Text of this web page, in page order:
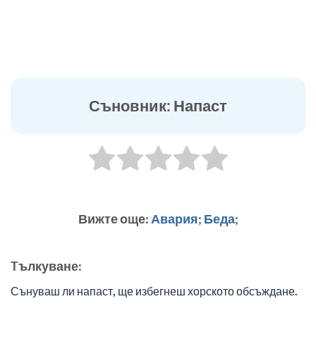
Съновник: Напаст
Вижте още: Авария; Беда;
Tълкуване:
Сънуваш ли напаст, ще избегнеш хорското обсъждане.